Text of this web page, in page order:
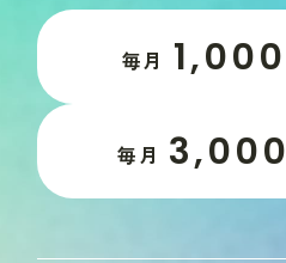
毎月 1,000
毎月 3,000